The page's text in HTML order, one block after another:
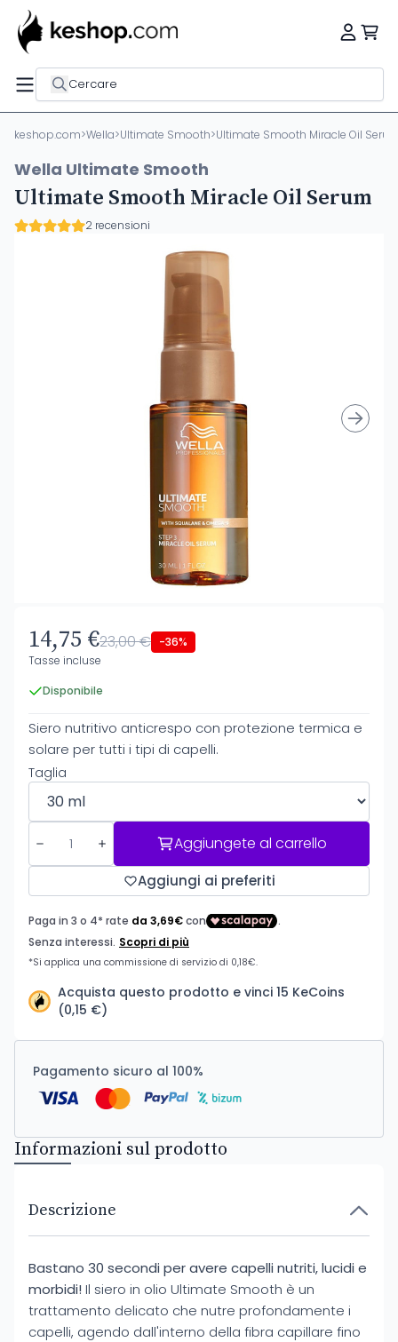
Cercare
keshop.com>Wella>Ultimate Smooth>Ultimate Smooth Miracle Oil
Wella Ultimate Smooth
Ultimate Smooth Miracle Oil Serum
2 recensioni
14,75 €23,00 € -36%
Tasse incluse
Disponibile
Siero nutritivo anticrespo con protezione termica e
solare per tutti i tipi di capelli.
Taglia
Aggiungete al carrello
Aggiungi ai preferiti
Acquista questo prodotto e vinci 15 KeCoins
(0,15 €)
Pagamento sicuro al 100%
Informazioni sul prodotto
Descrizione
Bastano 30 secondi per avere capelli nutriti, lucidi e
morbidi! Il siero in olio Ultimate Smooth è un
trattamento delicato che nutre profondamente i
capelli, agendo dall'interno della fibra capillare fino